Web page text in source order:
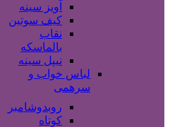
آویز سینه
کیف سوتین
نقاب
بالماسکه
نیپل سینه
لباس خواب و
سرهمی
روبدوشامبر
کوتاه